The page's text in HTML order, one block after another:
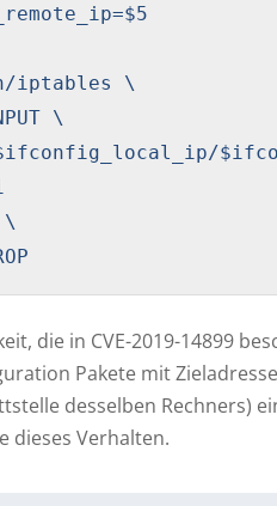
iptables \
\
\
die in CVE-2019-14899
Pakete mit
desselben Rechners)
dieses Verhalten.